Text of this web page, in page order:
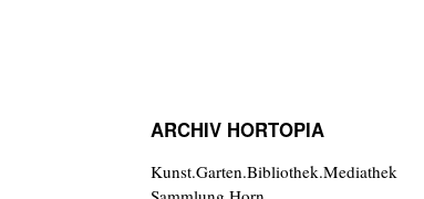
ARCHIV HORTOPIA
Kunst.Garten.Bibliothek.Mediathek